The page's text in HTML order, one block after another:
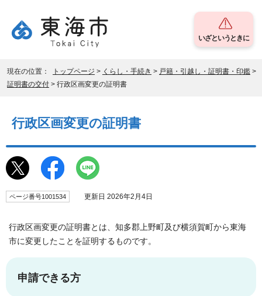
いざというときに
現在の位置： トップページ > くらし・手続き > 戸籍・引越し・証明書・印鑑 >
証明書の交付 > 行政区画変更の証明書
行政区画変更の証明書
ページ番号1001534 更新日 2026年2月4日
行政区画変更の証明書とは、知多郡上野町及び横須賀町から東海
市に変更したことを証明するものです。
申請できる方